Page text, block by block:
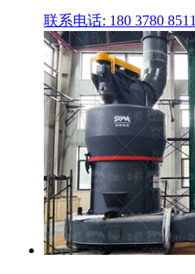
联系电话: 180 3780 8511